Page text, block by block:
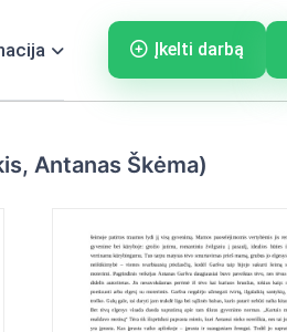
Įkelti darbą
Antanas Škėma)